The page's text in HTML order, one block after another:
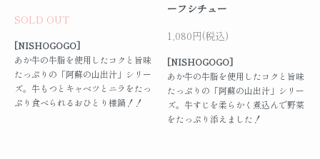
SOLD OUT
[NISHOGOGO]
あか牛の牛脂を使用したコクと旨味
たっぷりの「阿蘇の山出汁」シリー
ズ。牛もつとキャベツとニラをたっ
ぷり食べられるおひとり様鍋！！
ーフシチュー
1,080円(税込)
[NISHOGOGO]
あか牛の牛脂を使用したコクと旨味
たっぷりの「阿蘇の山出汁」シリー
ズ。牛すじを柔らかく煮込んで野菜
をたっぷり添えました！